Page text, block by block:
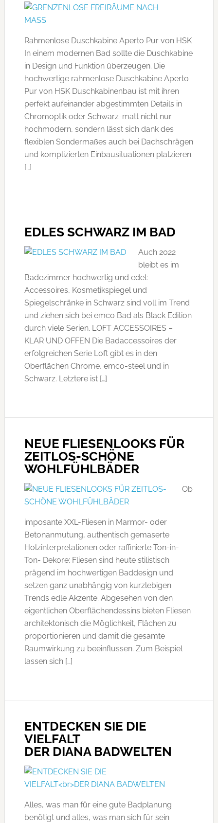
Rahmenlose Duschkabine Aperto Pur von HSK
In einem modernen Bad sollte die Duschkabine
in Design und Funktion überzeugen. Die
hochwertige rahmenlose Duschkabine Aperto
Pur von HSK Duschkabinenbau ist mit ihren
perfekt aufeinander abgestimmten Details in
Chromoptik oder Schwarz-matt nicht nur
hochmodern, sondern lässt sich dank des
flexiblen Sondermaßes auch bei Dachschrägen
und komplizierten Einbausituationen platzieren.
[…]
EDLES SCHWARZ IM BAD
Auch 2022
bleibt es im
Badezimmer hochwertig und edel:
Accessoires, Kosmetikspiegel und
Spiegelschränke in Schwarz sind voll im Trend
und ziehen sich bei emco Bad als Black Edition
durch viele Serien. LOFT ACCESSOIRES –
KLAR UND OFFEN Die Badaccessoires der
erfolgreichen Serie Loft gibt es in den
Oberflächen Chrome, emco-steel und in
Schwarz. Letztere ist […]
NEUE FLIESENLOOKS FÜR
ZEITLOS-SCHÖNE
WOHLFÜHLBÄDER
Ob
imposante XXL-Fliesen in Marmor- oder
Betonanmutung, authentisch gemaserte
Holzinterpretationen oder raffinierte Ton-in-
Ton- Dekore: Fliesen sind heute stilistisch
prägend im hochwertigen Baddesign und
setzen ganz unabhängig von kurzlebigen
Trends edle Akzente. Abgesehen von den
eigentlichen Oberflächendessins bieten Fliesen
architektonisch die Möglichkeit, Flächen zu
proportionieren und damit die gesamte
Raumwirkung zu beeinflussen. Zum Beispiel
lassen sich […]
ENTDECKEN SIE DIE
VIELFALT
DER DIANA BADWELTEN
Alles, was man für eine gute Badplanung
benötigt und alles, was man sich für sein